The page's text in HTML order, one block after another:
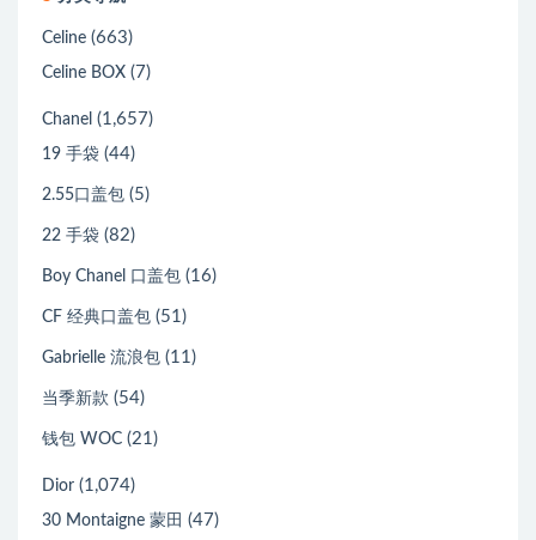
Celine (663)
Celine BOX (7)
Chanel (1,657)
19 手袋 (44)
2.55口盖包 (5)
22 手袋 (82)
Boy Chanel 口盖包 (16)
CF 经典口盖包 (51)
Gabrielle 流浪包 (11)
当季新款 (54)
钱包 WOC (21)
Dior (1,074)
30 Montaigne 蒙田 (47)